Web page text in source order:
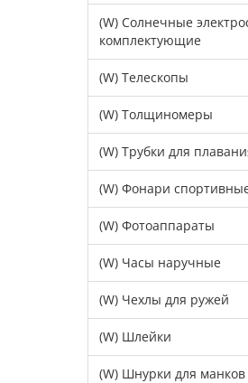
(W) Солнечные
комплектующие
(W) Телескопы
(W) Толщиномеры
(W) Трубки для
(W) Фонари
(W) Фотоаппараты
(W) Часы наручные
(W) Чехлы для ружей
(W) Шлейки
(W) Шнурки для манков